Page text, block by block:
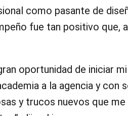
como pasante de
fue tan positivo
oportunidad de iniciar
a la agencia y
y trucos nuevos que